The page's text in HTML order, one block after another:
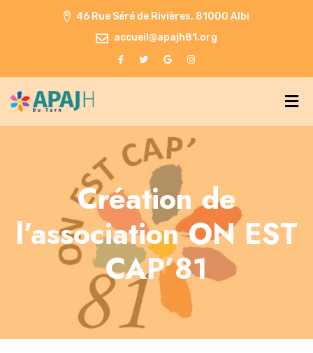
46 Rue Séré de Rivières, 81000 Albi
accueil@apajh81.org
Création de
l’association ON EST
CAP’81